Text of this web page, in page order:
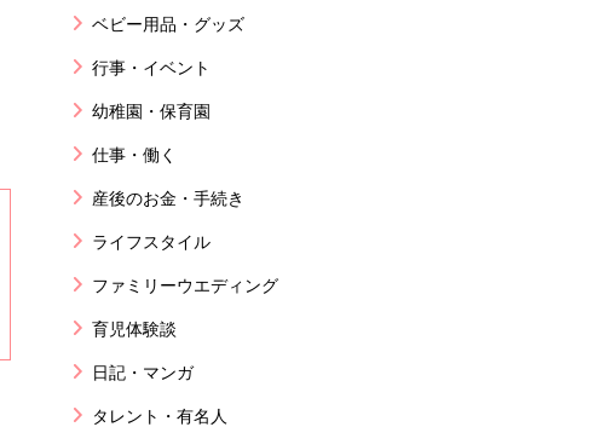
ベビー用品・グッズ
行事・イベント
幼稚園・保育園
仕事・働く
産後のお金・手続き
ライフスタイル
ファミリーウエディング
育児体験談
日記・マンガ
タレント・有名人